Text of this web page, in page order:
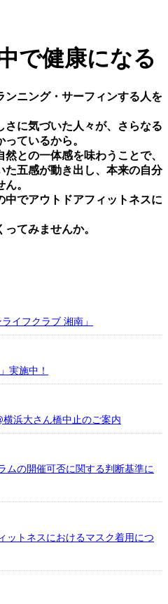
で健康になる
ンニング・サーフィンする⼈を
さに気づいた⼈々が、さらなる
ているから。
との⼀体感を味わうことで、
た五感が動き出し、本来の⾃分
。
でアウトドアフィットネスに
てみませんか。
イフクラブ 湘南」
実施中！
浜大さん橋中止のご案内
ムの開催可否に関する判断基準に
ットネスにおけるマスク着用につ